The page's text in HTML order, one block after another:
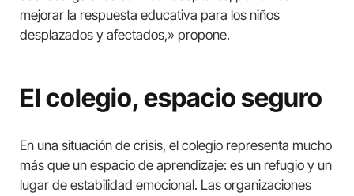
mejorar la respuesta educativa para los niños
desplazados y afectados,» propone.
El colegio, espacio seguro
En una situación de crisis, el colegio representa mucho
más que un espacio de aprendizaje: es un refugio y un
lugar de estabilidad emocional. Las organizaciones